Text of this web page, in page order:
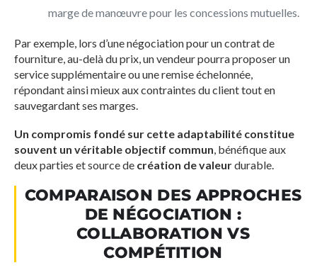
marge de manœuvre pour les concessions mutuelles.
Par exemple, lors d’une négociation pour un contrat de
fourniture, au-delà du prix, un vendeur pourra proposer un
service supplémentaire ou une remise échelonnée,
répondant ainsi mieux aux contraintes du client tout en
sauvegardant ses marges.
Un compromis fondé sur cette adaptabilité constitue
souvent un véritable objectif commun , bénéfique aux
deux parties et source de création de valeurdurable.
COMPARAISON DES APPROCHES
DE NÉGOCIATION :
COLLABORATION VS
COMPÉTITION